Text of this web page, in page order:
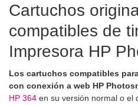
Cartuchos
compatibles de
Impresora HP
Los cartuchos compatibles
con conexión a web HP
HP 364 en su versión normal o el